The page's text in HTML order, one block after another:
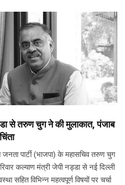
से तरुण चुग ने की मुलाकात, पंजाब
पार्टी (भाजपा) के महासचिव तरुण चुग
कल्याण मंत्री जेपी नड्डा से नई दिल्ली
सहित विभिन्न महत्वपूर्ण विषयों पर चर्चा